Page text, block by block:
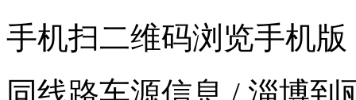
手机扫二维码浏览手机版
同线路车源信息 / 淄博到